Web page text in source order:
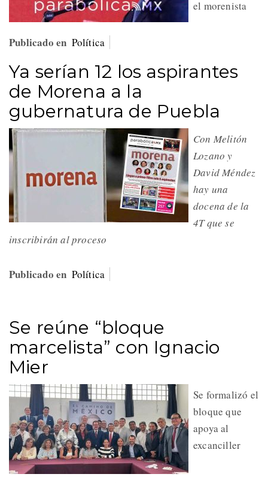
el morenista
Publicado en Política
Ya serían 12 los aspirantes
de Morena a la
gubernatura de Puebla
Con Melitón
Lozano y
David Méndez
hay una
docena de la
4T que se
inscribirán al proceso
Publicado en Política
Se reúne “bloque
marcelista” con Ignacio
Mier
Se formalizó el
bloque que
apoya al
excanciller